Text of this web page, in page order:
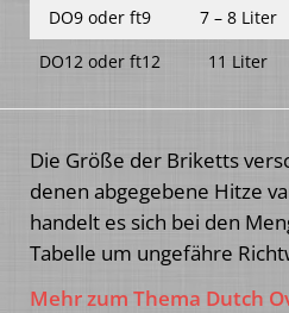
DO9 oder ft9
7 – 8 Liter
DO12 oder ft12
11 Liter
Die Größe der Briketts
denen abgegebene Hitze
handelt es sich bei den
Tabelle um ungefähre
Mehr zum Thema Dutch